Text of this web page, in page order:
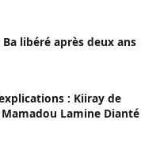
libéré après deux ans
: Kiiray de
Lamine Dianté